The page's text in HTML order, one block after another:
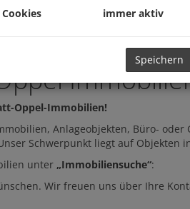
Oppel-Immobilien!
Anlageobjekten, Büro-
Schwerpunkt liegt auf Objekten
unter „Immobiliensuche“:
Wir freuen uns über Ihre
immer aktiv
Speichern